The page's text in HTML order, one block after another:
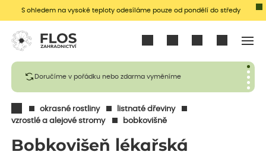
S ohledem na vysoké teploty odesíláme pouze od pondělí do středy
Doručíme v pořádku nebo zdarma vyměníme
okrasné rostliny
listnaté dřeviny
vzrostlé a alejové stromy
bobkovišně
Bobkovišeň lékařská